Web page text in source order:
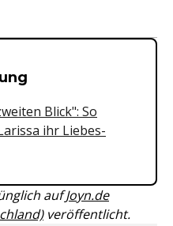
&
Blick": So
ihr Liebes-
aufJoyn.de
veröffentlicht.